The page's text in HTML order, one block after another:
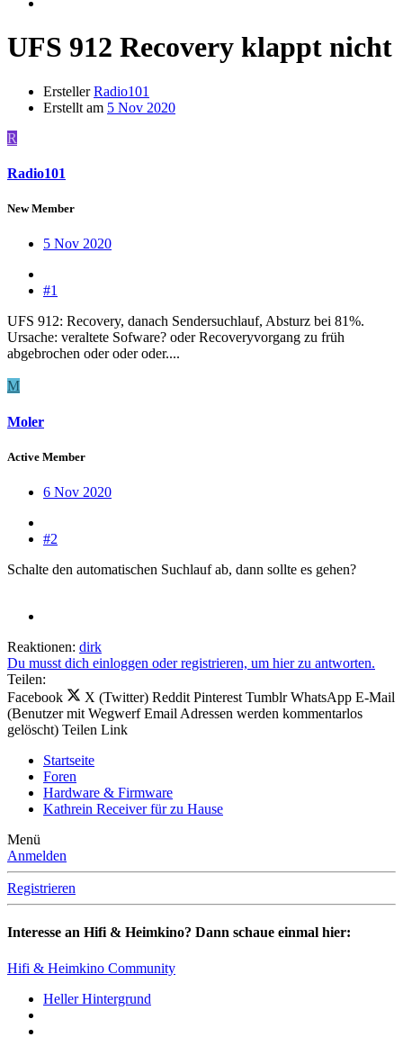
UFS 912 Recovery klappt nicht
Ersteller Radio101
Erstellt am 5 Nov 2020
R
Radio101
New Member
5 Nov 2020
#1
UFS 912: Recovery, danach Sendersuchlauf, Absturz bei 81%.
Ursache: veraltete Sofware? oder Recoveryvorgang zu früh
abgebrochen oder oder oder....
M
Moler
Active Member
6 Nov 2020
#2
Schalte den automatischen Suchlauf ab, dann sollte es gehen?
Reaktionen: dirk
Du musst dich einloggen oder registrieren, um hier zu antworten.
Teilen:
Facebook
X (Twitter) Reddit Pinterest Tumblr WhatsApp E-Mail
(Benutzer mit Wegwerf Email Adressen werden kommentarlos
gelöscht) Teilen Link
Startseite
Foren
Hardware & Firmware
Kathrein Receiver für zu Hause
Menü
Anmelden
Registrieren
Interesse an Hifi & Heimkino? Dann schaue einmal hier:
Hifi & Heimkino Community
Heller Hintergrund